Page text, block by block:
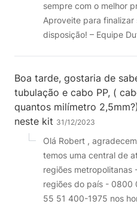
sempre com o melhor
Aproveite para finalizar
disposição! – Equipe
Boa tarde, gostaria de
tubulação e cabo PP, (
quantos milímetro
neste kit 31/12/2023
Olá Robert ,
temos uma central de
regiões
regiões do país -
55 51 400-1975 nos